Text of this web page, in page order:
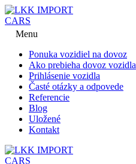
Menu
Ponuka vozidiel na dovoz
Ako prebieha dovoz vozidla
Prihlásenie vozidla
Časté otázky a odpovede
Referencie
Blog
Uložené
Kontakt